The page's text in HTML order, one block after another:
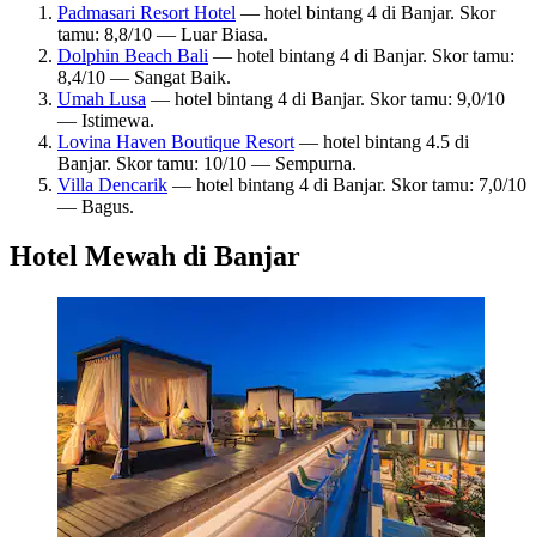
Padmasari Resort Hotel — hotel bintang 4 di Banjar. Skor
tamu: 8,8/10 — Luar Biasa.
Dolphin Beach Bali — hotel bintang 4 di Banjar. Skor tamu:
8,4/10 — Sangat Baik.
Umah Lusa — hotel bintang 4 di Banjar. Skor tamu: 9,0/10
— Istimewa.
Lovina Haven Boutique Resort — hotel bintang 4.5 di
Banjar. Skor tamu: 10/10 — Sempurna.
Villa Dencarik — hotel bintang 4 di Banjar. Skor tamu: 7,0/10
— Bagus.
Hotel Mewah di Banjar